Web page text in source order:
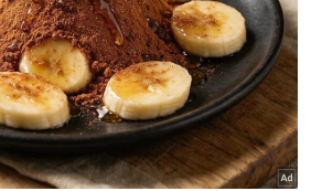
arah siasatan
kejadian anggota
maut di Beaufort
Vietnam perkukuh
pertahanan -
Khaled